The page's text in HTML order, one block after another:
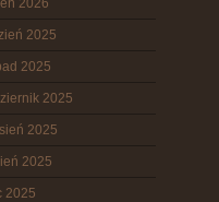
2026
2025
2025
2025
2025
2025
2025